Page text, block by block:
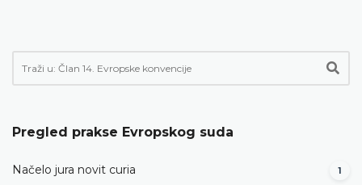
Pregled prakse Evropskog suda
Načelo jura novit curia 1